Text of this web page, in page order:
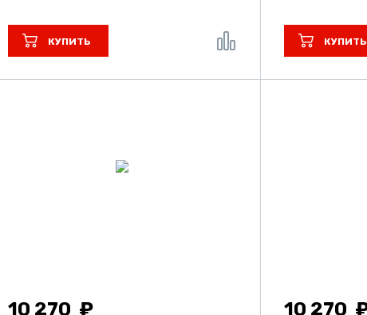
КУПИТЬ КУПИТЬ
10 270 10 270